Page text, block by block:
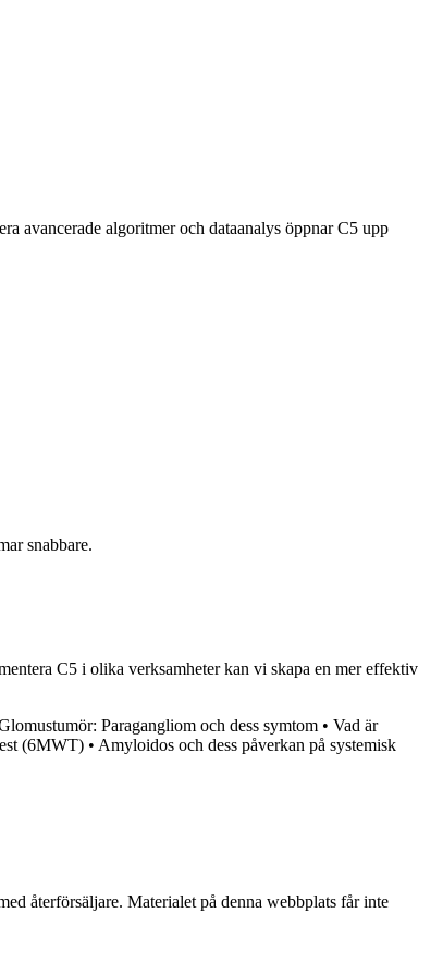
avancerade algoritmer och dataanalys öppnar C5 upp
snabbare.
C5 i olika verksamheter kan vi skapa en mer effektiv
Paragangliom och dess symtom • Vad är
(6MWT) • Amyloidos och dess påverkan på systemisk
återförsäljare. Materialet på denna webbplats får inte